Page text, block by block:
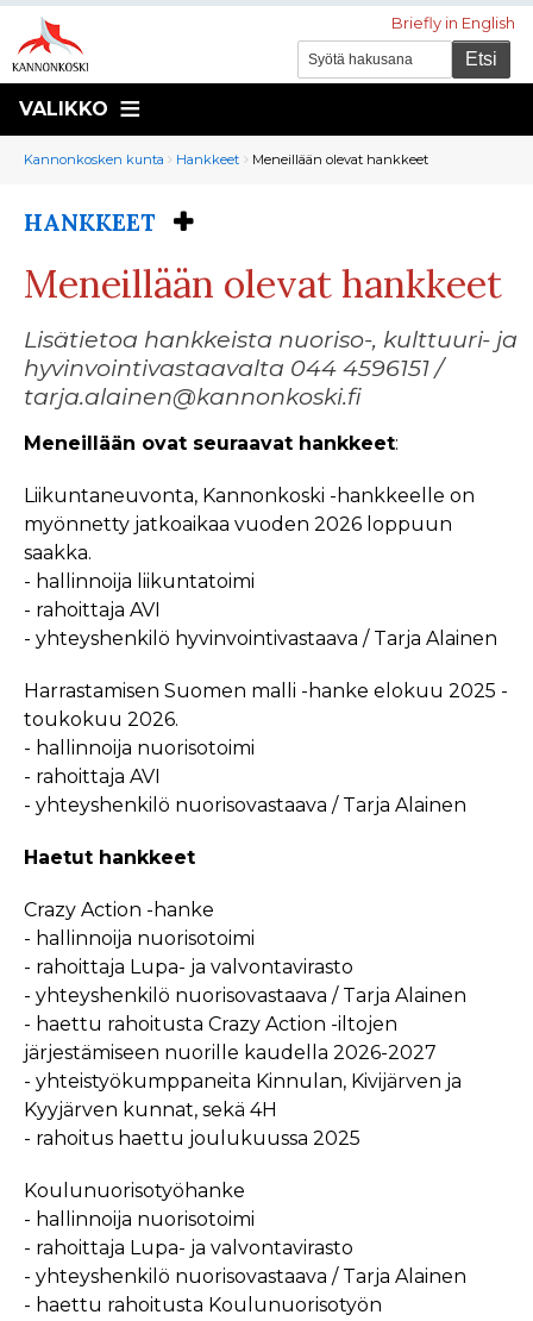
Briefly in English
VALIKKO
Murupolku
You
here:
Kannonkosken kunta Hankkeet Meneillään olevat hankkeet
You
here:
HANKKEET
Meneillään olevat hankkeet
Lisätietoa hankkeista nuoriso-, kulttuuri- ja
hyvinvointivastaavalta 044 4596151 /
tarja.alainen@kannonkoski.fi
Meneillään ovat seuraavat hankkeet:
Liikuntaneuvonta, Kannonkoski -hankkeelle on
myönnetty jatkoaikaa vuoden 2026 loppuun
saakka.
- hallinnoija liikuntatoimi
- rahoittaja AVI
- yhteyshenkilö hyvinvointivastaava / Tarja Alainen
Harrastamisen Suomen malli -hanke elokuu 2025 -
toukokuu 2026.
- hallinnoija nuorisotoimi
- rahoittaja AVI
- yhteyshenkilö nuorisovastaava / Tarja Alainen
Haetut hankkeet
Crazy Action -hanke
- hallinnoija nuorisotoimi
- rahoittaja Lupa- ja valvontavirasto
- yhteyshenkilö nuorisovastaava / Tarja Alainen
- haettu rahoitusta Crazy Action -iltojen
järjestämiseen nuorille kaudella 2026-2027
- yhteistyökumppaneita Kinnulan, Kivijärven ja
Kyyjärven kunnat, sekä 4H
- rahoitus haettu joulukuussa 2025
Koulunuorisotyöhanke
- hallinnoija nuorisotoimi
- rahoittaja Lupa- ja valvontavirasto
- yhteyshenkilö nuorisovastaava / Tarja Alainen
- haettu rahoitusta Koulunuorisotyön